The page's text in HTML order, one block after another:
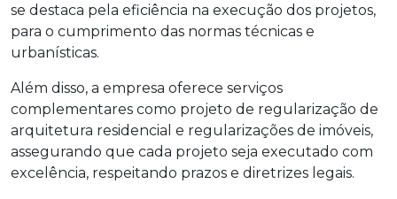
se destaca pela eficiência na execução dos projetos,
para o cumprimento das normas técnicas e
urbanísticas.
Além disso, a empresa oferece serviços
complementares como projeto de regularização de
arquitetura residencial e regularizações de imóveis,
assegurando que cada projeto seja executado com
excelência, respeitando prazos e diretrizes legais.